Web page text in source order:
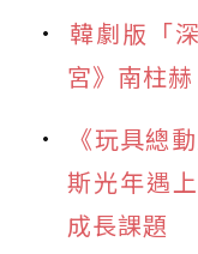
韓劇版「
宮》南柱
《玩具總
斯光年遇
成長課題